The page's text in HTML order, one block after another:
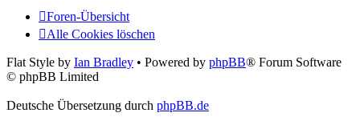
Foren-Übersicht
Alle Cookies löschen
Flat Style by Ian Bradley • Powered by phpBB® Forum Software
© phpBB Limited
Deutsche Übersetzung durch phpBB.de